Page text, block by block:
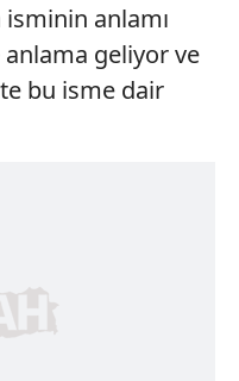
anlamı
geliyor ve
bu isme dair